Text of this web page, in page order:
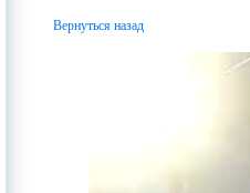
Вернуться назад